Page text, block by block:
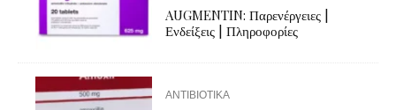
AUGMENTIN: Παρενέργειες |
Ενδείξεις | Πληροφορίες
ΑΝΤΙΒΙΟΤΙΚΑ